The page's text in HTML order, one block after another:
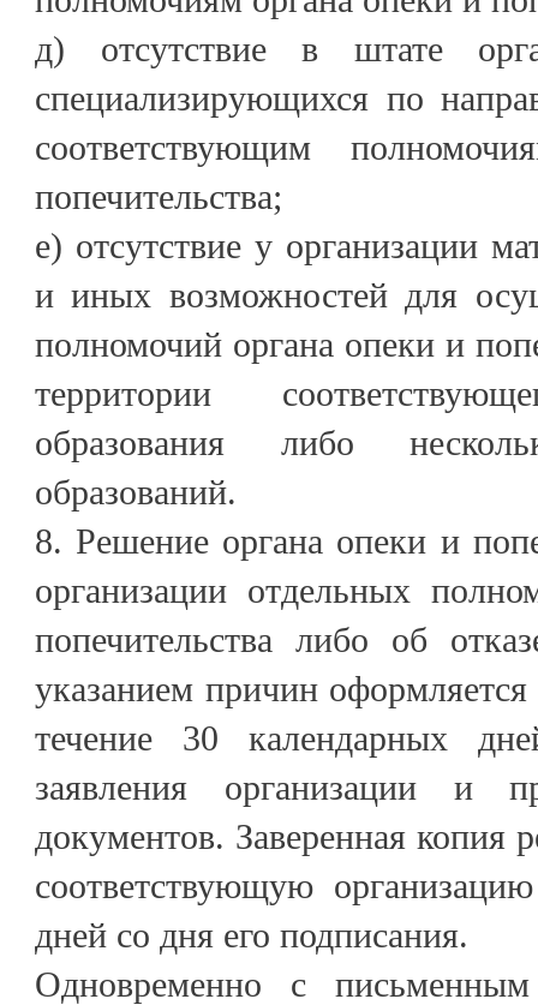
д) отсутствие в штате
специализирующихся по
соответствующим
попечительства;
е) отсутствие у организации
и иных возможностей для
полномочий органа опеки и
территории
образования либо
образований.
8. Решение органа опеки и
организации отдельных
попечительства либо об
указанием причин
течение 30 календарных
заявления организации и
документов. Заверенная копия
соответствующую
дней со дня его подписания.
Одновременно с